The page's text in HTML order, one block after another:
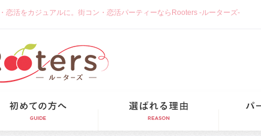
恋活をカジュアルに。街コン・恋活パーティーならRooters -ルーターズ-